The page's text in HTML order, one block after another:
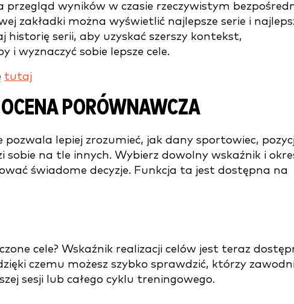
przegląd wyników w czasie rzeczywistym
zakładki można wyświetlić najlepsze serie i
historię serii, aby uzyskać szerszy kontekst,
i wyznaczyć sobie lepsze cele.
tutaj
PORÓWNAWCZA
pozwala lepiej zrozumieć, jak dany sportowiec,
na tle innych. Wybierz dowolny wskaźnik i
świadome decyzje. Funkcja ta jest dostępna na
cele? Wskaźnik realizacji celów jest teraz
czemu możesz szybko sprawdzić, którzy
sesji lub całego cyklu treningowego.